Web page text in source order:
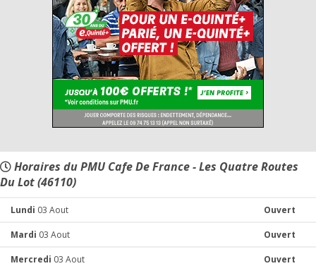
Horaires du PMU Cafe De France - Les Quatre Routes
Du Lot (46110)
Lundi 03 Aout Ouvert
Mardi 03 Aout Ouvert
Mercredi 03 Aout Ouvert